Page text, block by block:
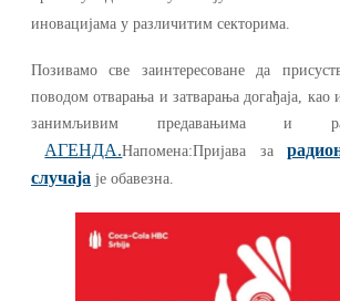
иновацијама у различитим секторима.
Позивамо све заинтересоване да
поводом отварања и затварања догађаја,
занимљивим предавањима и
АГЕНДА.Напомена:Пријава за
случаја је обавезна.